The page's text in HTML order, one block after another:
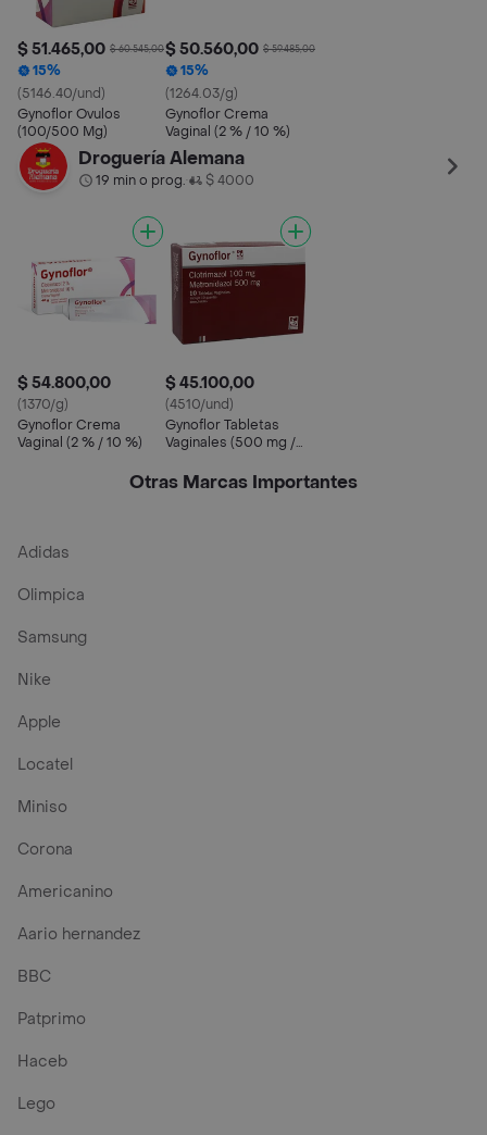
$ 51.465,00 $ 60.545,00
15%
(5146.40/und)
Gynoflor Ovulos
(100/500 Mg)
$ 50.560,00 $ 59.485,00
15%
(1264.03/g)
Gynoflor Crema
Vaginal (2 % / 10 %)
Droguería Alemana
19 min o prog.• $ 4000
$ 54.800,00
(1370/g)
Gynoflor Crema
Vaginal (2 % / 10 %)
$ 45.100,00
(4510/und)
Gynoflor Tabletas
Vaginales (500 mg /
Otras Marcas Importantes
Adidas
Olimpica
Samsung
Nike
Apple
Locatel
Miniso
Corona
Americanino
Aario hernandez
BBC
Patprimo
Haceb
Lego